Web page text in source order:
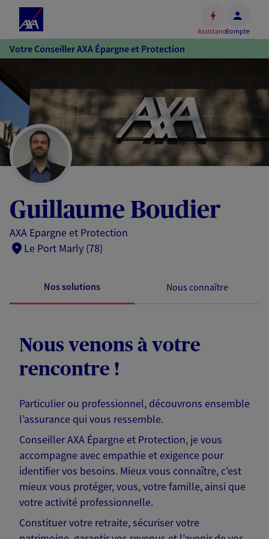
Accéder
au
Accéder
au
pied
de
page
AssistanceCompte
Votre Conseiller AXA Épargne et Protection
Guillaume Boudier
AXA Epargne et Protection
Le Port Marly (78)
Nos solutions Nous connaître
Nous venons à votre
rencontre !
Particulier ou professionnel, découvrons ensemble
l’assurance qui vous ressemble.
Conseiller AXA Épargne et Protection, je vous
accompagne avec empathie et exigence pour
identifier vos besoins. Mieux vous connaître, c'est
mieux vous protéger, vous, votre famille, ainsi que
votre activité professionnelle.
Constituer votre retraite, sécuriser votre